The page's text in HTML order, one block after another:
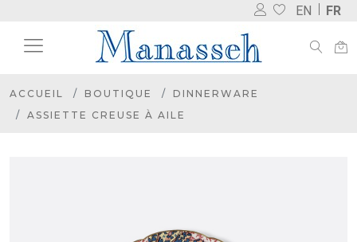
EN FR
ACCUEIL BOUTIQUE
DINNERWARE
ASSIETTE CREUSE À AILE